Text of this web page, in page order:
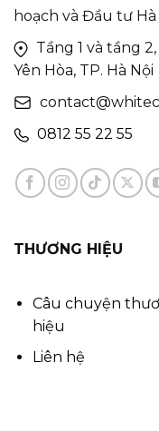
hoạch và Đầu tư Hà
Tầng 1 và tầng
Yên Hòa, TP. Hà Nội
0812 55 22 55
THƯƠNG HIỆU
Câu chuyện
hiệu
Liên hệ